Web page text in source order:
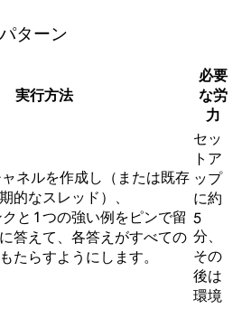
ターン
実行方法
必要
な労
力
ネルを作成し（または既存
的なスレッド）、
クと 1 つの強い例をピンで留
答えて、各答えがすべての
たらすようにします。
セッ
トア
ップ
に約
5
分、
その
後は
環境